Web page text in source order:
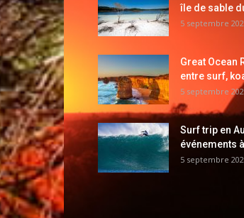
île de sable
5 septembre
Great Ocean
entre surf,
5 septembre
Surf trip en
événements
5 septembre